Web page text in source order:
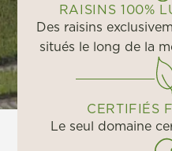
RAISINS 100%
Des raisins
situés le long de la
CERTIFIÉS
Le seul domaine